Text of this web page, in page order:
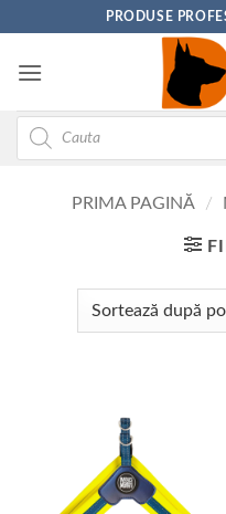
content
PRODUSE
Products
search
PRIMA PAGINĂ /